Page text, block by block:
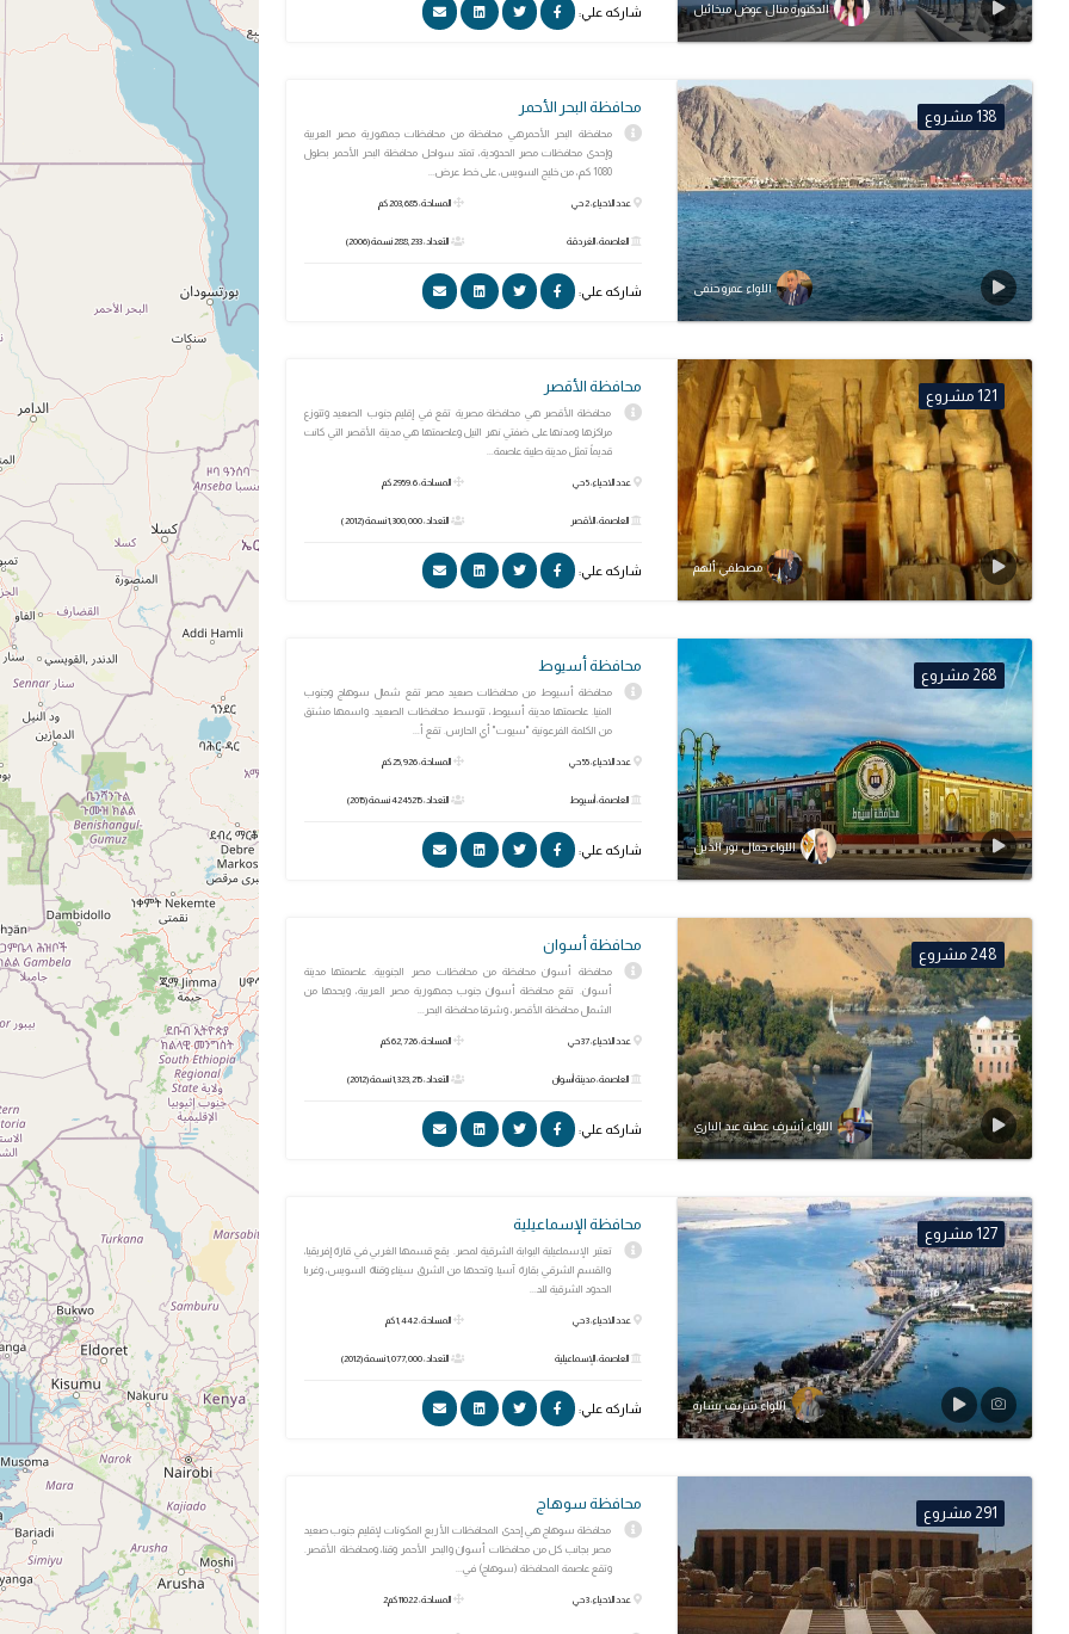
الدكتورة منال عوض ميخائيل شاركه علي:
138 مشروع
اللواء عمرو حنفى
محافظة البحر الأحمر
محافظة البحر الأحمرهي محافظة من محافظات جمهورية مصر العربية
وإحدى محافظات مصر الحدودية، تمتد سواحل محافظة البحر الأحمر بطول
1080 كم، من خليج السويس، على خط عرض...
عدد الاحياء: 2 حي
العاصمة: الغردقة
المساحة: 203,685 كم
التعداد: 288,233 نسمة (2006)
شاركه علي:
121 مشروع
مصطفي ألهم
محافظة الأقصر
محافظة الأقصر هي محافظة مصرية تقع في إقليم جنوب الصعيد وتتوزع
مراكزها ومدنها على ضفتي نهر النيل وعاصمتها هي مدينة الأقصر التي كانت
قديماً تمثل مدينة طيبة عاصمة...
عدد الاحياء: 5 حي
العاصمة: الأقصر
المساحة: 2959.6 كم
التعداد: 1,300,000 نسمة (2012 )
شاركه علي:
268 مشروع
اللواء جمال نور الدين
محافظة أسيوط
محافظة أسيوط من محافظات صعيد مصر تقع شمال سوهاج وجنوب
المنيا. عاصمتها مدينة أسيوط، تتوسط محافظات الصعيد. واسمها مشتق
من الكلمة الفرعونية "سيوت" أي الحارس. تقع أ...
عدد الاحياء: 55 حي
العاصمة: أسيوط
المساحة: 25,926 كم
التعداد: 4245215 نسمة (2015)
شاركه علي:
248 مشروع
اللواء أشرف عطية عبد الباري
محافظة أسوان
محافظة أسوان محافظة من محافظات مصر الجنوبية. عاصمتها مدينة
أسوان. تقع محافظة أسوان جنوب جمهورية مصر العربية، ويحدها من
الشمال محافظة الأقصر، وشرقا محافظة البحر...
عدد الاحياء: 37 حي
العاصمة: مدينة أسوان
المساحة: 62,726 كم
التعداد: 1,323,215 نسمة (2012)
شاركه علي:
127 مشروع
اللواء شريف بشارة
محافظة الإسماعيلية
تعتبر الإسماعيلية البوابة الشرقية لمصر. يقع قسمها الغربي في قارة إفريقيا،
والقسم الشرقي بقارة آسيا. وتحدها من الشرق سيناء وقناة السويس، وغربا
الحدود الشرقية للد...
عدد الاحياء: 3 حي
العاصمة: الإسماعيلية
المساحة: 1,442 كم
التعداد: 1,077,000 نسمة (2012)
شاركه علي:
291 مشروع
محافظة سوهاج
محافظة سوهاج هي إحدى المحافظات الأربع المكونات لإقليم جنوب صعيد
مصر بجانب كل من محافظات أسوان والبحر الأحمر وقنا، ومحافظة الأقصر.
وتقع عاصمة المحافظة (سوهاج) في...
عدد الاحياء: 3 حي المساحة: 11022 كم2